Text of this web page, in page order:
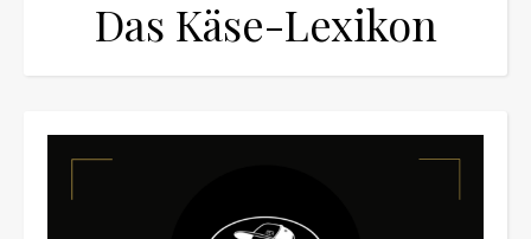
Das Käse-Lexikon